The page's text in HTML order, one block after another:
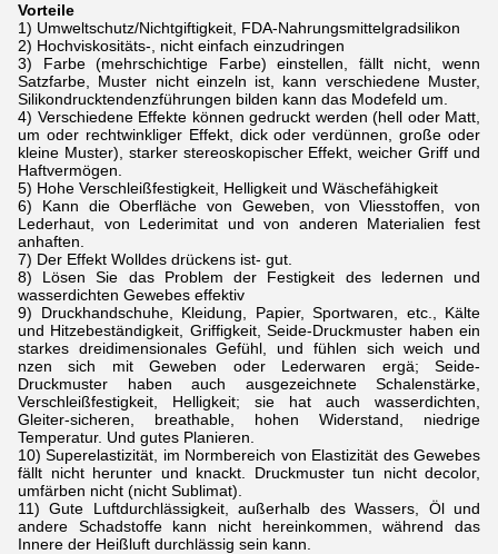
Vorteile
1) Umweltschutz/Nichtgiftigkeit, FDA-Nahrungsmittelgradsilikon
2) Hochviskositäts-, nicht einfach einzudringen
3) Farbe (mehrschichtige Farbe) einstellen, fällt nicht, wenn
Satzfarbe, Muster nicht einzeln ist, kann verschiedene Muster,
Silikondrucktendenzführungen bilden kann das Modefeld um.
4) Verschiedene Effekte können gedruckt werden (hell oder Matt,
um oder rechtwinkliger Effekt, dick oder verdünnen, große oder
kleine Muster), starker stereoskopischer Effekt, weicher Griff und
Haftvermögen.
5) Hohe Verschleißfestigkeit, Helligkeit und Wäschefähigkeit
6) Kann die Oberfläche von Geweben, von Vliesstoffen, von
Lederhaut, von Lederimitat und von anderen Materialien fest
anhaften.
7) Der Effekt Wolldes drückens ist- gut.
8) Lösen Sie das Problem der Festigkeit des ledernen und
wasserdichten Gewebes effektiv
9) Druckhandschuhe, Kleidung, Papier, Sportwaren, etc., Kälte
und Hitzebeständigkeit, Griffigkeit, Seide-Druckmuster haben ein
starkes dreidimensionales Gefühl, und fühlen sich weich und
nzen sich mit Geweben oder Lederwaren ergä; Seide-
Druckmuster haben auch ausgezeichnete Schalenstärke,
Verschleißfestigkeit, Helligkeit; sie hat auch wasserdichten,
Gleiter-sicheren, breathable, hohen Widerstand, niedrige
Temperatur. Und gutes Planieren.
10) Superelastizität, im Normbereich von Elastizität des Gewebes
fällt nicht herunter und knackt. Druckmuster tun nicht decolor,
umfärben nicht (nicht Sublimat).
11) Gute Luftdurchlässigkeit, außerhalb des Wassers, Öl und
andere Schadstoffe kann nicht hereinkommen, während das
Innere der Heißluft durchlässig sein kann.